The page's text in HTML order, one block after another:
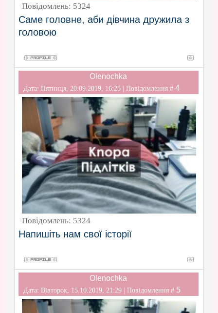
Повідомлень: 5324
Саме головне, аби дівчина дружила з
головою
Olenochka
Дата: Пятниця, 20.09.2019, 16:25 | Повідомлення # 4
Повідомлень: 5324
Напишіть нам свої історії
Olenochka
Дата: Вівторок, 15.10.2019, 21:29 | Повідомлення # 5